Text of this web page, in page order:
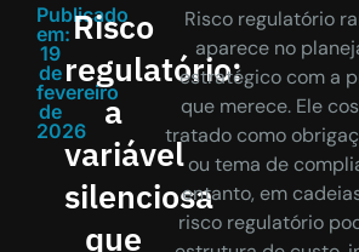
Publicado
em:
19
de
fevereiro
de
2026
Risco
regulatório:
a
variável
silenciosa
que
Risco regulatório
aparece no
estratégico com a
que merece. Ele
tratado como
ou tema de
entanto, em
risco regulatório